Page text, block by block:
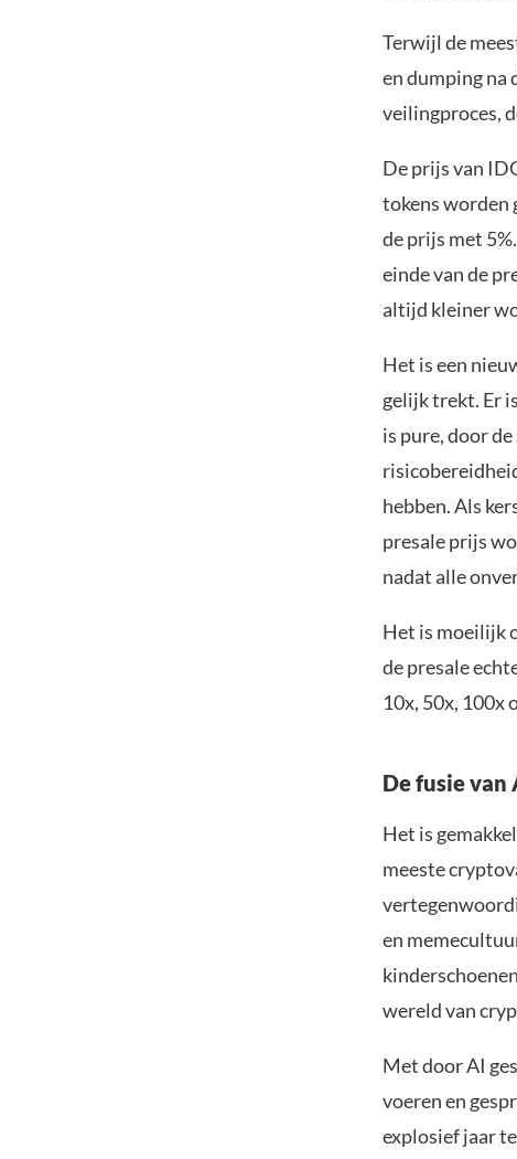
Terwijl de
en dumping na
veilingproces,
De prijs van
tokens worden
de prijs met
einde van de
altijd kleiner
Het is een
gelijk trekt. Er
is pure, door
hebben. Als
presale prijs
nadat alle
Het is moeilijk
de presale
10x, 50x, 100x
De fusie
Het is
meeste
en
wereld van
Met door AI
voeren en
explosief jaar